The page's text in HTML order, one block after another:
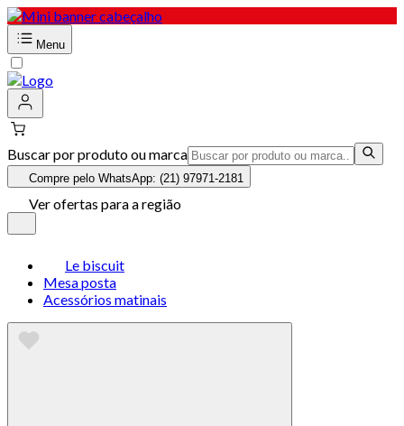
Menu
Buscar por produto ou marca
Compre pelo WhatsApp: (21) 97971-2181
Ver ofertas para a região
Le biscuit
Mesa posta
Acessórios matinais